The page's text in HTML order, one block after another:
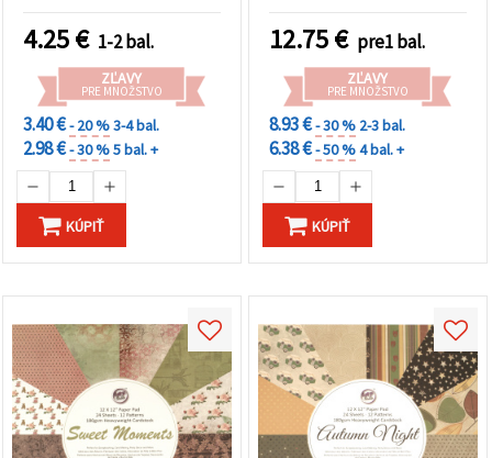
4.25€ 1-2 bal.
ZĽAVY
PRE MNOŽSTVO
3.40 €- 20 %3-4 bal.
2.98 €- 30 %5 bal. +
KÚPIŤ
12.75€ pre1 bal.
ZĽAVY
PRE MNOŽSTVO
8.93 €- 30 % 2-3 bal.
6.38 €- 50 %4 bal. +
KÚPIŤ